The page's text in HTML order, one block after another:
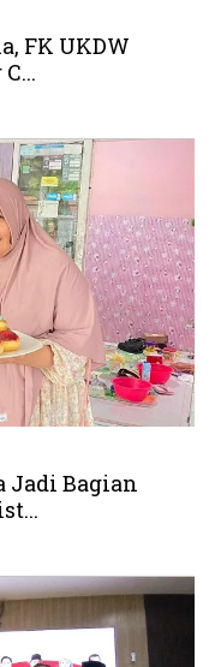
FK UKDW
Jadi Bagian